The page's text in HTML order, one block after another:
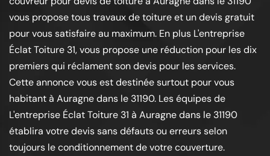
vous propose tous travaux de toiture et un devis gratuit
pour vous satisfaire au maximum. En plus L'entreprise
Éclat Toiture 31, vous propose une réduction pour les dix
premiers qui réclament son devis pour les services.
Cette annonce vous est destinée surtout pour vous
habitant à Auragne dans le 31190. Les équipes de
L'entreprise Éclat Toiture 31 à Auragne dans le 31190
établira votre devis sans défauts ou erreurs selon
toujours le conditionnement de votre couverture.